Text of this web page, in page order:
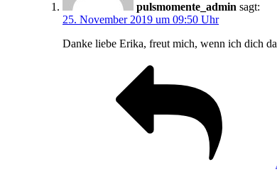
pulsmomente_admin sagt:
25. November 2019 um 09:50 Uhr
Danke liebe Erika, freut mich, wenn ich dich